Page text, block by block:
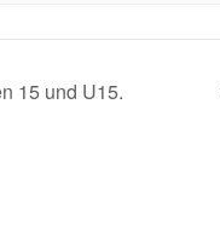
15 und U15.